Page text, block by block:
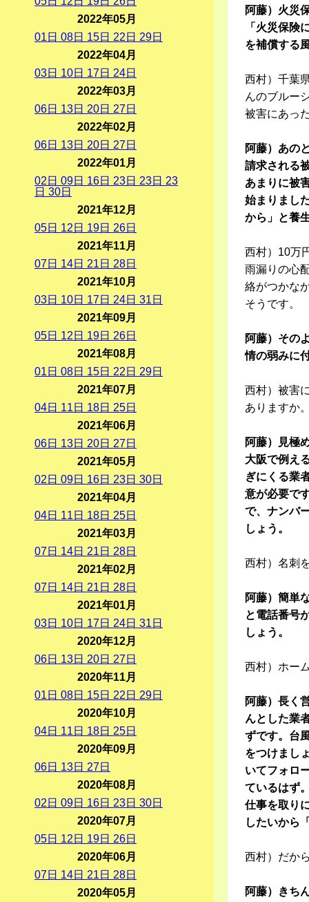
阿藤）火災
「火災保険
を補償する
西村）千葉
んのブルー
被害にあっ
阿藤）あの
請求される
あまりに被
始まりまし
から」と養
西村）10万
雨漏りの心
絡がつかな
そうです。
阿藤）その
情の弱みに
西村）被害
ありますか
阿藤）見極
大阪で例え
ぎにくる業
意が必要で
で、ナンバ
しょう。
西村）名刺
阿藤）簡単
と電話番号
しょう。
西村）ホー
阿藤）長く
んとした業
ずです。台
をつけまし
いてフォロ
ているはず
仕事を取り
したいから
西村）だか
阿藤）きち
2022年05月
01 日 08日 15日 22 日 29日
2022年04月
03日 10日 17日 24日
2022年03月
06日 13日 20日 27日
2022年02月
06日 13日 20日 27日
2022年01月
02 日 09日 16日 23日 23日 23
日 30日
2021年12月
05日 12 日 19日 26日
2021年11月
07日 14日 21 日 28日
2021年10月
03日 10日 17日 24日 31 日
2021年09月
05日 12 日 19日 26日
2021年08月
01 日 08日 15日 22 日 29日
2021年07月
04日 11 日 18日 25日
2021年06月
06日 13日 20日 27日
2021年05月
02 日 09日 16日 23日 30日
2021年04月
04日 11 日 18日 25日
2021年03月
07日 14日 21 日 28日
2021年02月
07日 14日 21 日 28日
2021年01月
03日 10日 17日 24日 31 日
2020年12月
06日 13日 20日 27日
2020年11月
01 日 08日 15日 22 日 29日
2020年10月
04日 11 日 18日 25日
2020年09月
06日 13日 27日
2020年08月
02 日 09日 16日 23日 30日
2020年07月
05日 12 日 19日 26日
2020年06月
07日 14日 21 日 28日
2020年05月